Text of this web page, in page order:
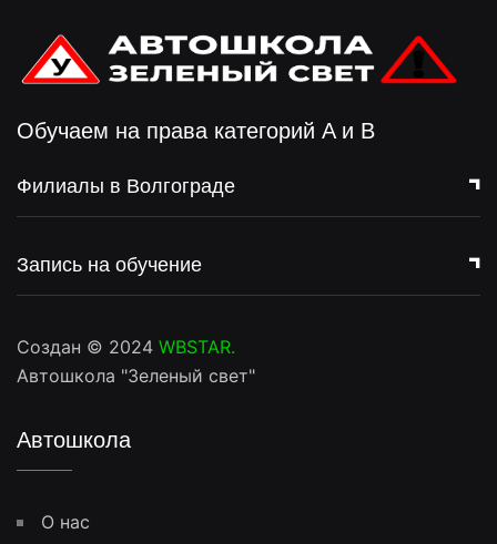
Обучаем на права категорий A и B
Филиалы в Волгограде
Запись на обучение
Создан © 2024 WBSTAR.
Автошкола "Зеленый свет"
Автошкола
О нас